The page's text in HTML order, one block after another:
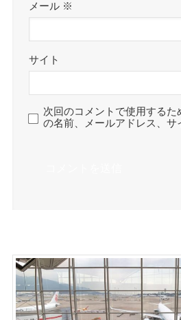
メール ※
サイト
次回のコメントで使用するた
の名前、メールアドレス、サ